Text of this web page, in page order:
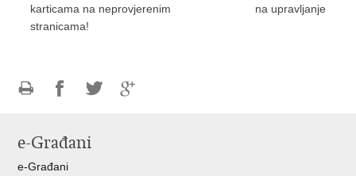
karticama na neprovjerenim
stranicama!
na upravljanje
FacebookuTwitteru
e-Građani
e-Građani